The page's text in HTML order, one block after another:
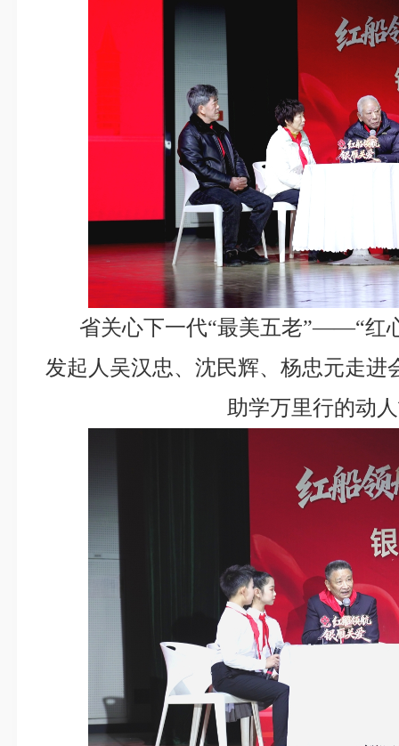
省关心下一代“最美五老”——“红
发起人吴汉忠、沈民辉、杨忠元走进
助学万里行的动